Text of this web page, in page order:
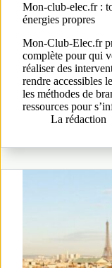
Mon-club-elec.fr :
énergies propres
Mon-Club-Elec.fr
complète pour qui
réaliser des
rendre accessibles
les méthodes de
ressources pour
La rédaction